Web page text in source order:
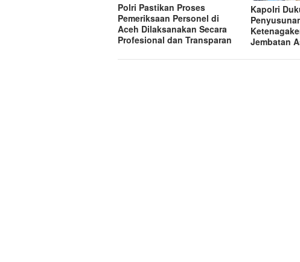
Polri Pastikan Proses
Pemeriksaan Personel di
Aceh Dilaksanakan Secara
Profesional dan Transparan
Kapolri
Jembatan